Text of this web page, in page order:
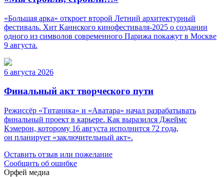
«Большая арка» откроет второй Летний архитектурный
фестиваль. Хит Каннского кинофестиваля-2025 о создании
одного из символов современного Парижа покажут в Москве
9 августа.
6 августа 2026
Финальный акт творческого пути
Режиссёр «Титаника» и «Аватара» начал разрабатывать
финальный проект в карьере. Как выразился Джеймс
Кэмерон, которому 16 августа исполнится 72 года,
он планирует «заключительный акт».
Оставить отзыв или пожелание
Сообщить об ошибке
Орфей медиа